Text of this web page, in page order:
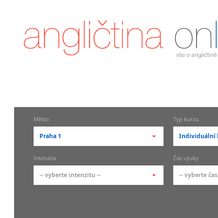
Město
Praha 1
-- vyberte město --
pražské městské části
Typ kurzu
Individuální
-- vyberte
Intenzita
-- vyberte intenzitu --
Čas výuky
-- vyberte